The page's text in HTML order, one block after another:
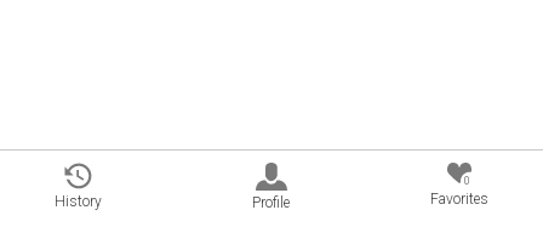
History Profile
0
Favorites